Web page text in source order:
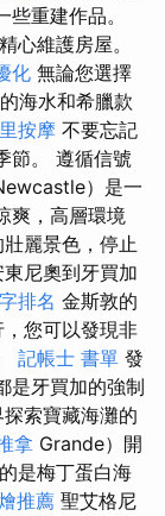
重建作品。
心維護房屋。
化 無論您選擇
海水和希臘款
按摩 不要忘記
節。 遵循信號
）是一
爽，高層環境
麗景色，停止
尼奧到牙買加
排名 金斯敦的
您可以發現非
記帳士 書單 發
是牙買加的強制
索寶藏海灘的
拿 Grande）開
是梅丁蛋白海
推薦 聖艾格尼